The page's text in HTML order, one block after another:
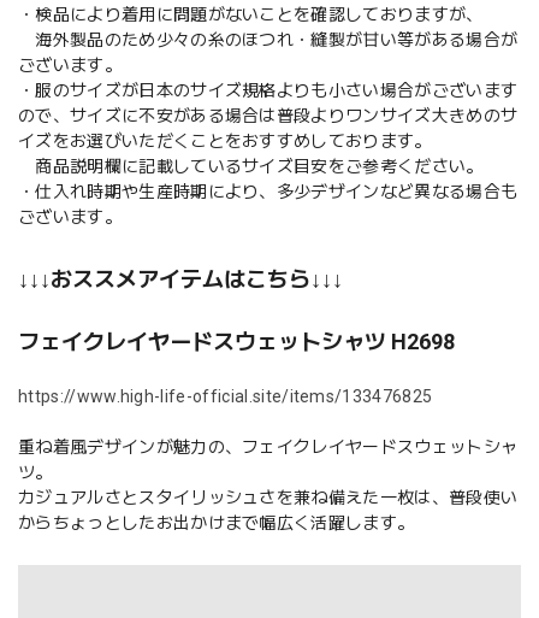
・検品により着用に問題がないことを確認しておりますが、
海外製品のため少々の糸のほつれ・縫製が甘い等がある場合が
ございます。
・服のサイズが日本のサイズ規格よりも小さい場合がございます
ので、サイズに不安がある場合は普段よりワンサイズ大きめのサ
イズをお選びいただくことをおすすめしております。
商品説明欄に記載しているサイズ目安をご参考ください。
・仕入れ時期や生産時期により、多少デザインなど異なる場合も
ございます。
↓↓↓おススメアイテムはこちら↓↓↓
フェイクレイヤードスウェットシャツ H2698
https://www.high-life-official.site/items/133476825
重ね着風デザインが魅力の、フェイクレイヤードスウェットシャ
ツ。
カジュアルさとスタイリッシュさを兼ね備えた一枚は、普段使い
からちょっとしたお出かけまで幅広く活躍します。